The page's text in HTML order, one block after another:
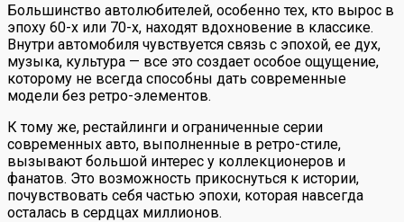
Большинство автолюбителей, особенно тех, кто вырос в
эпоху 60-х или 70-х, находят вдохновение в классике.
Внутри автомобиля чувствуется связь с эпохой, ее дух,
музыка, культура — все это создает особое ощущение,
которому не всегда способны дать современные
модели без ретро-элементов.
К тому же, рестайлинги и ограниченные серии
современных авто, выполненные в ретро-стиле,
вызывают большой интерес у коллекционеров и
фанатов. Это возможность прикоснуться к истории,
почувствовать себя частью эпохи, которая навсегда
осталась в сердцах миллионов.